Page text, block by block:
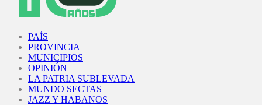
PAÍS
PROVINCIA
MUNICIPIOS
OPINIÓN
LA PATRIA SUBLEVADA
MUNDO SECTAS
JAZZ Y HABANOS